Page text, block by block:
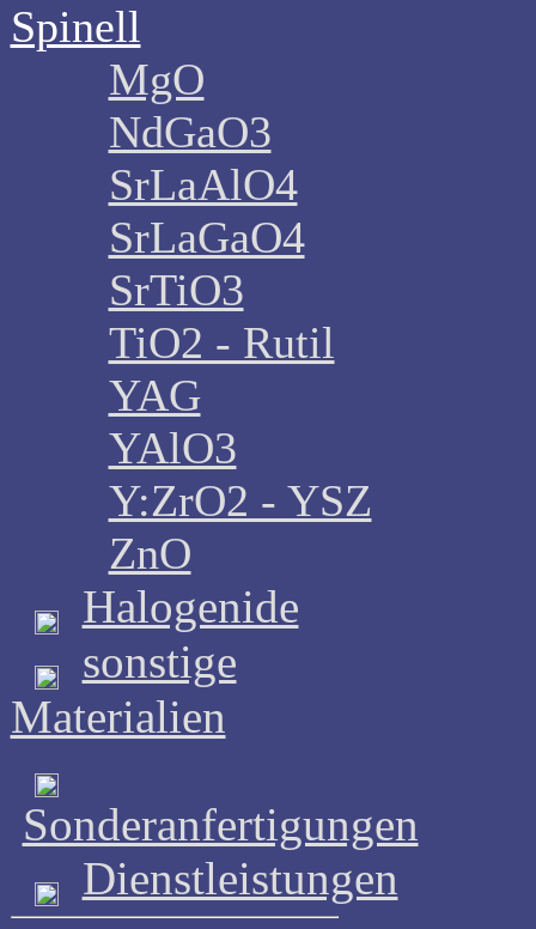
Spinell
MgO
NdGaO3
SrLaAlO4
SrLaGaO4
SrTiO3
TiO2 - Rutil
YAG
YAlO3
Y:ZrO2 - YSZ
ZnO
Halogenide
sonstige
Materialien
Sonderanfertigungen
Dienstleistungen